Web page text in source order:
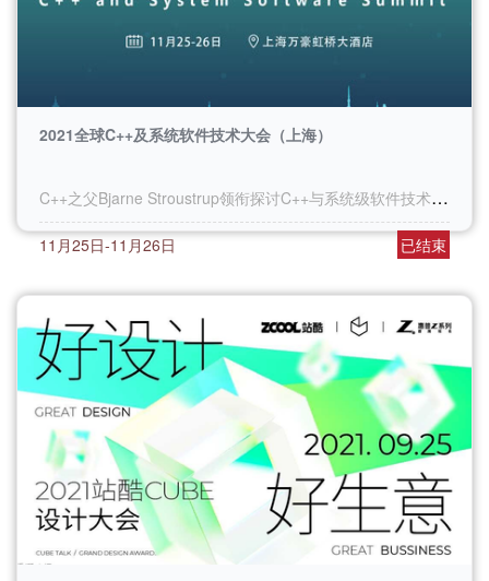
2021全球C++及系统软件技术大会（上海）
C++之父Bjarne Stroustrup领衔探讨C++与系统级软件技术领域的最佳工程实践和前沿方法。
11月25日-11月26日 已结束